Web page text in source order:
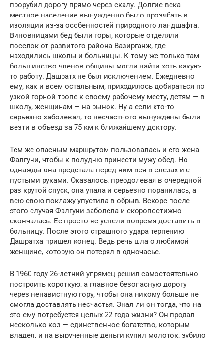
прорубил дорогу прямо через скалу. Долгие века
местное население вынужденно было прозябать в
изоляции из-за особенностей природного ландшафта.
Виновницами бед были горы, которые отделяли
поселок от развитого района Вазирганж, где
находились школы и больницы. К тому же только там
большинство членов общины могли найти хоть какую-
то работу. Дашратх не был исключением. Ежедневно
ему, как и всем остальным, приходилось добираться по
узкой горной тропе к своему рабочему месту, детям — в
школу, женщинам — на рынок. Ну а если кто-то
серьезно заболевал, то несчастного вынуждены были
везти в объезд за 75 км к ближайшему доктору.
Тем же опасным маршрутом пользовалась и его жена
Фалгуни, чтобы к полудню принести мужу обед. Но
однажды она предстала перед ним вся в слезах и с
пустыми руками. Оказалось, преодолевая в очередной
раз крутой спуск, она упала и серьезно поранилась, а
всю свою поклажу упустила в обрыв. Вскоре после
этого случая Фалгуни заболела и скоропостижно
скончалась. Ее просто не успели вовремя доставить в
больницу. После этого страшного удара терпению
Дашратха пришел конец. Ведь речь шла о любимой
женщине, которую он потерял в одночасье.
В 1960 году 26-летний упрямец решил самостоятельно
построить короткую, а главное безопасную дорогу
через ненавистную гору, чтобы она никому больше не
смогла доставлять несчастья. Знал ли он тогда, что на
это ему потребуется целых 22 года жизни? Он продал
несколько коз — единственное богатство, которым
владел, и на вырученные деньги купил молоток, зубило